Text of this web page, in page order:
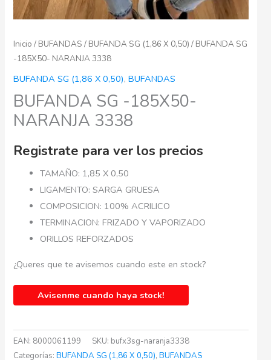
Inicio / BUFANDAS / BUFANDA SG (1,86 X 0,50) / BUFANDA SG
-185X50- NARANJA 3338
BUFANDA SG (1,86 X 0,50),BUFANDAS
BUFANDA SG -185X50-
NARANJA 3338
Registrate para ver los precios
TAMAÑO: 1,85 X 0,50
LIGAMENTO: SARGA GRUESA
COMPOSICION: 100% ACRILICO
TERMINACION: FRIZADO Y VAPORIZADO
ORILLOS REFORZADOS
¿Queres que te avisemos cuando este en stock?
Avisenme cuando haya stock!
EAN: 8000061199 SKU: bufx3sg-naranja3338
Categorías:BUFANDA SG (1,86 X 0,50),BUFANDAS